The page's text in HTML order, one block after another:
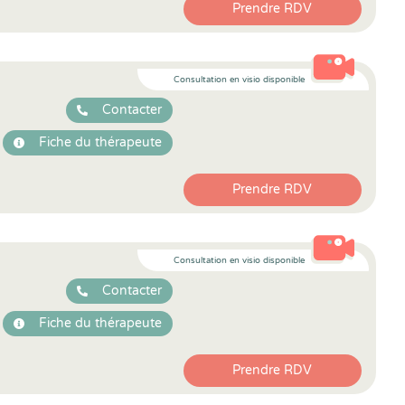
Prendre RDV
Consultation en visio disponible
Contacter
Fiche du thérapeute
Prendre RDV
Consultation en visio disponible
Contacter
Fiche du thérapeute
Prendre RDV